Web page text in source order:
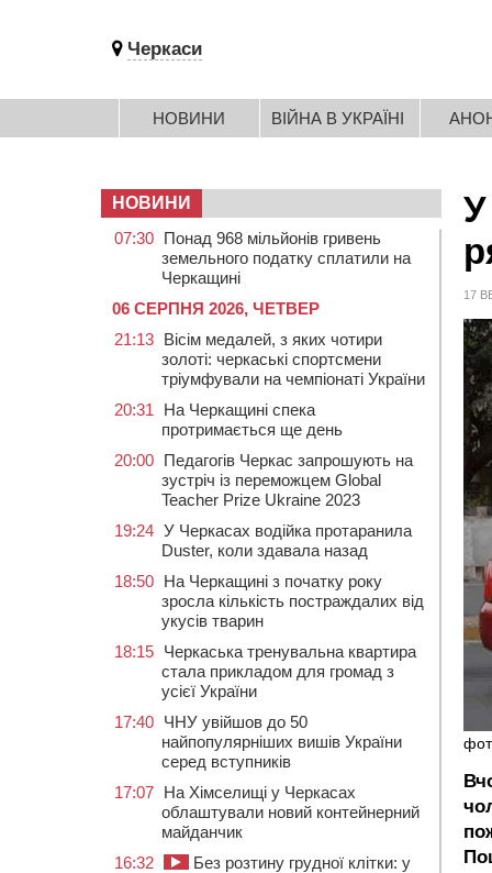
Черкаси
НОВИНИ ВІЙНА В УКРАЇНІ
У
17
НОВИНИ
07:30 Понад 968 мільйонів гривень
земельного податку сплатили на
Черкащині
06 СЕРПНЯ 2026, ЧЕТВЕР
21:13 Вісім медалей, з яких чотири
золоті: черкаські спортсмени
тріумфували на чемпіонаті України
20:31
На Черкащині спека
протримається ще день
20:00 Педагогів Черкас запрошують на
зустріч із переможцем Global
Teacher Prize Ukraine 2023
19:24 У Черкасах водійка протаранила
Duster, коли здавала назад
18:50 На Черкащині з початку року
зросла кількість постраждалих від
укусів тварин
18:15 Черкаська тренувальна квартира
стала прикладом для громад з
усієї України
17:40 ЧНУ увійшов до 50
найпопулярніших вишів України
серед вступників
17:07 На Хімселищі у Черкасах
облаштували новий контейнерний
майданчик
16:32
Без розтину грудної клітки: у